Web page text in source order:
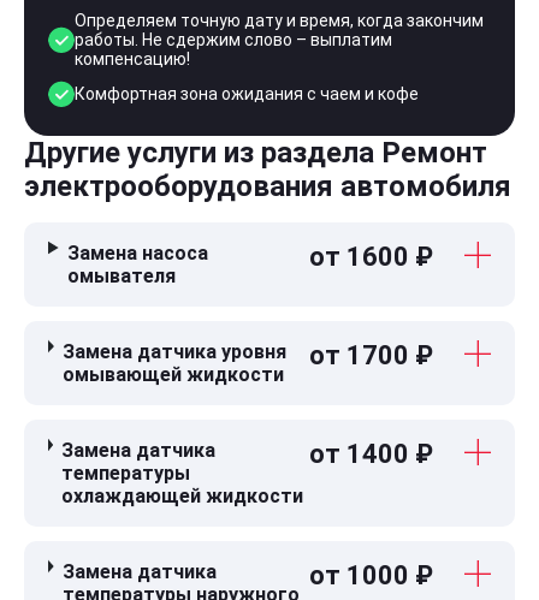
Определяем точную дату и время, когда закончим
работы. Не сдержим слово – выплатим
компенсацию!
Комфортная зона ожидания с чаем и кофе
Другие услуги из раздела Ремонт
электрооборудования автомобиля
Замена насоса
омывателя
от 1600 ₽
Замена датчика уровня
омывающей жидкости
от 1700 ₽
Замена датчика
температуры
охлаждающей жидкости
от 1400 ₽
Замена датчика
температуры наружного
от 1000 ₽